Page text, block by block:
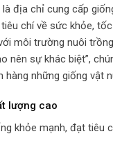
là địa chỉ cung cấp
chí về sức khỏe,
môi trường nuôi
nên sự khác biệt”,
hàng những giống vật
lượng cao
khỏe mạnh, đạt tiêu